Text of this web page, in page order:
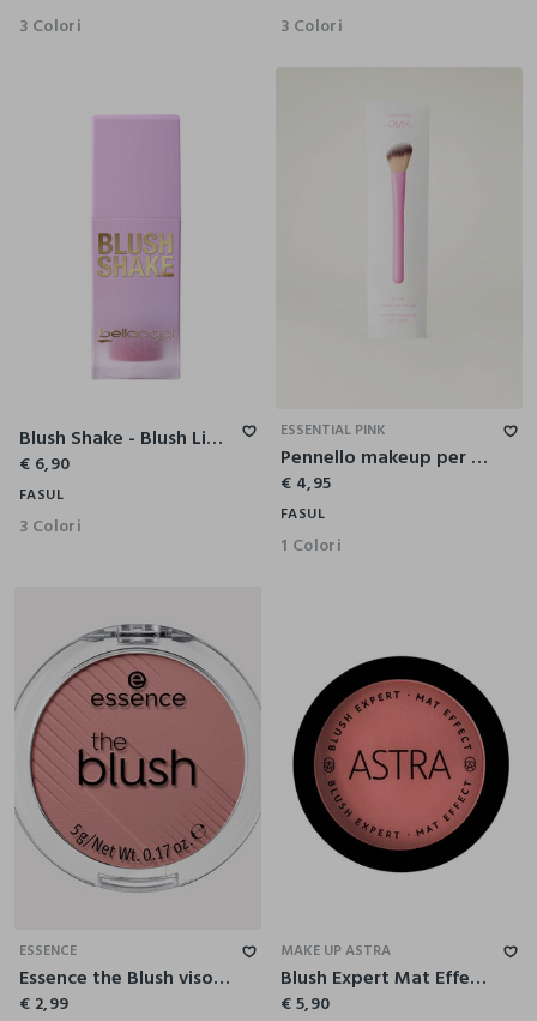
3 Colori 3 Colori
Blush Shake - Blush Liquido Effetto Soft Matte
€ 6,90
FASUL
3 Colori
ESSENTIAL PINK
Pennello makeup per blush
€ 4,95
FASUL
1 Colori
ESSENCE
Essence the Blush viso 90
€ 2,99
MAKE UP ASTRA
Blush Expert Mat Effect - Astra Make-Up
€ 5,90